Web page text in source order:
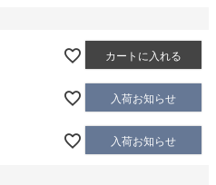
カートに入れる
入荷お知らせ
入荷お知らせ